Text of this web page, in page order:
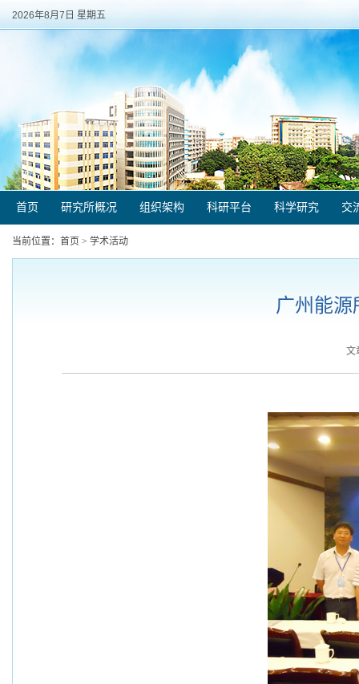
2026年8月7日 星期五
首页 研究所概况 组织架构 科研平台 科学研究 交
当前位置： 首页 > 学术活动
广州能
文